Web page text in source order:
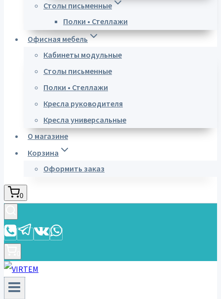
Столы письменные
Полки • Стеллажи
Офисная мебель
Кабинеты модульные
Столы письменные
Полки • Стеллажи
Кресла руководителя
Кресла универсальные
О магазине
Корзина
Оформить заказ
0